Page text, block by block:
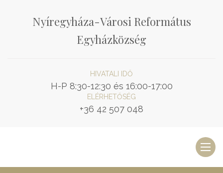
Nyíregyháza-Városi Református
Egyházközség
HIVATALI IDŐ
H-P 8:30-12:30 és 16:00-17:00
ELÉRHETŐSÉG
+36 42 507 048